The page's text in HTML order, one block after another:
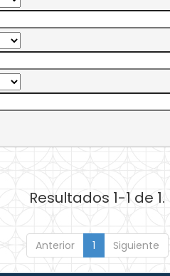
Resultados 1-1 de 1.
Anterior 1 Siguiente